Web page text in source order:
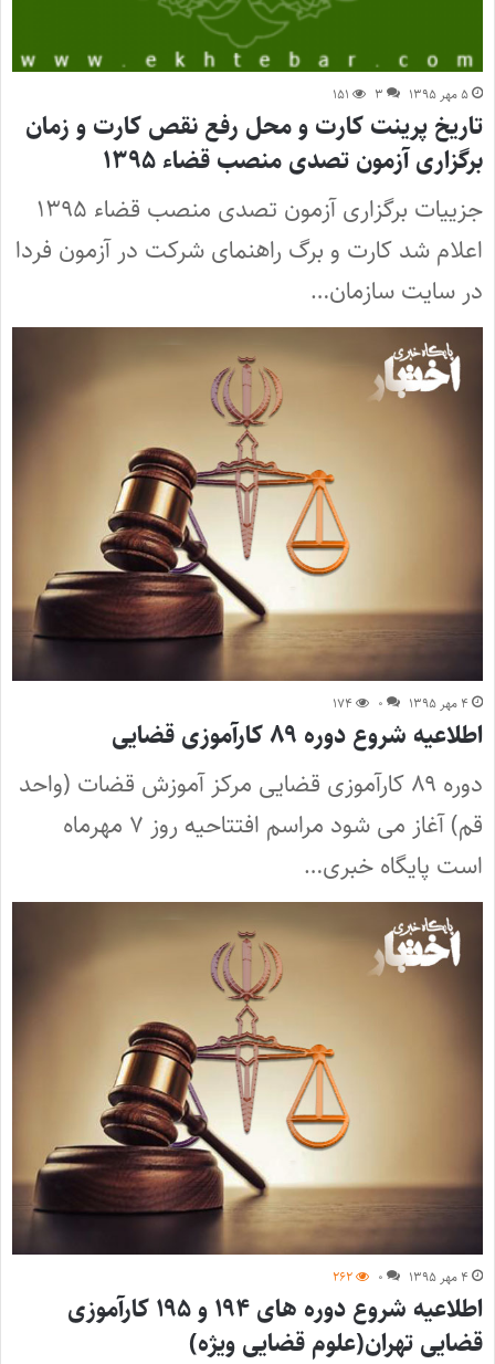
۵ مهر ۱۳۹۵ ۳ ۱۵۱
تاریخ پرینت کارت و محل رفع نقص کارت و زمان‌
برگزاری آزمون تصدی منصب قضاء ۱۳۹۵
جزییات برگزاری آزمون تصدی منصب قضاء ۱۳۹۵
اعلام شد کارت و برگ راهنمای شرکت در آزمون فردا
در سایت سازمان…
۴ مهر ۱۳۹۵ ۰ ۱۷۴
اطلاعیه شروع دوره ۸۹ کارآموزی قضایی
دوره ۸۹ کارآموزی قضایی مرکز آموزش قضات (واحد
قم) آغاز می شود مراسم افتتاحیه روز ۷ مهرماه
است پایگاه خبری…
۴ مهر ۱۳۹۵ ۰ ۲۶۲
اطلاعیه شروع دوره های ۱۹۴ و ۱۹۵ کارآموزی
قضایی تهران(علوم قضایی ویژه)